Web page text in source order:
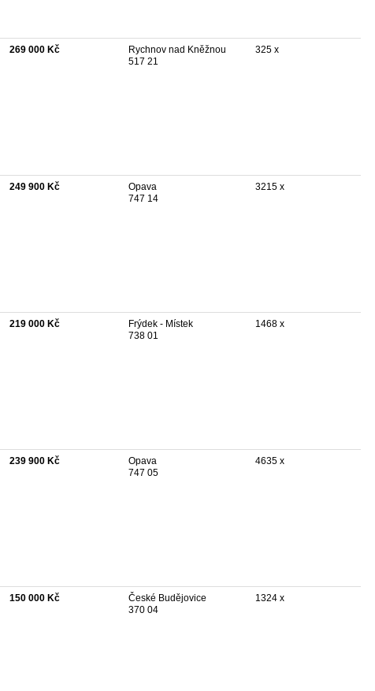
269 000 Kč
Rychnov nad Kněžnou
517 21
325 x
249 900 Kč
Opava
747 14
3215 x
219 000 Kč
Frýdek - Místek
738 01
1468 x
239 900 Kč
Opava
747 05
4635 x
150 000 Kč
České Budějovice
370 04
1324 x